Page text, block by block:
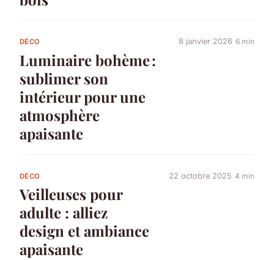
DÉCO
Luminaire bohème :
sublimer son
intérieur pour une
atmosphère
apaisante
8 janvier 2026 6 min
DÉCO
Veilleuses pour
adulte : alliez
design et ambiance
apaisante
22 octobre 2025 4 min